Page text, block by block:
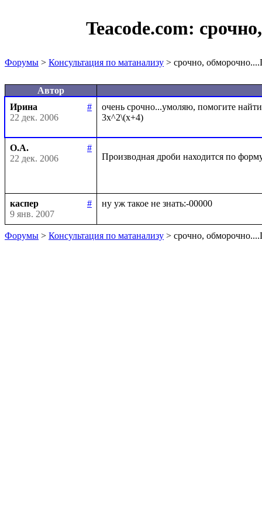
Teacode.com:
Форумы > Консультация по матанализу > срочно,
Автор
Ирина
#
22 дек. 2006
очень срочно...умоляю, помогите
О.А.
#
22 дек. 2006
Производная дроби находится по
каспер
#
9 янв. 2007
Форумы > Консультация по матанализу > срочно,